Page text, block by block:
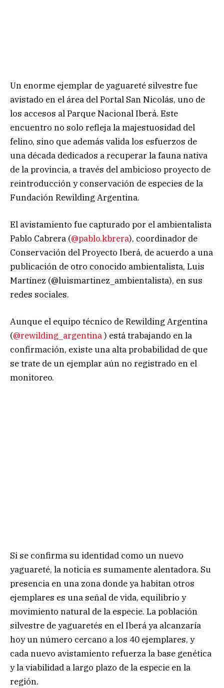
Un enorme ejemplar de yaguareté silvestre fue
avistado en el área del Portal San Nicolás, uno de
los accesos al Parque Nacional Iberá. Este
encuentro no solo refleja la majestuosidad del
felino, sino que además valida los esfuerzos de
una década dedicados a recuperar la fauna nativa
de la provincia, a través del ambicioso proyecto de
reintroducción y conservación de especies de la
Fundación Rewilding Argentina.
El avistamiento fue capturado por el ambientalista
Pablo Cabrera (@pablo.kbrera), coordinador de
Conservación del Proyecto Iberá, de acuerdo a una
publicación de otro conocido ambientalista, Luis
Martínez (@luismartinez_ambientalista), en sus
redes sociales.
Aunque el equipo técnico de Rewilding Argentina
(@rewilding_argentina) está trabajando en la
confirmación, existe una alta probabilidad de que
se trate de un ejemplar aún no registrado en el
monitoreo.
Si se confirma su identidad como un nuevo
yaguareté, la noticia es sumamente alentadora. Su
presencia en una zona donde ya habitan otros
ejemplares es una señal de vida, equilibrio y
movimiento natural de la especie. La población
silvestre de yaguaretés en el Iberá ya alcanzaría
hoy un número cercano a los 40 ejemplares, y
cada nuevo avistamiento refuerza la base genética
y la viabilidad a largo plazo de la especie en la
región.